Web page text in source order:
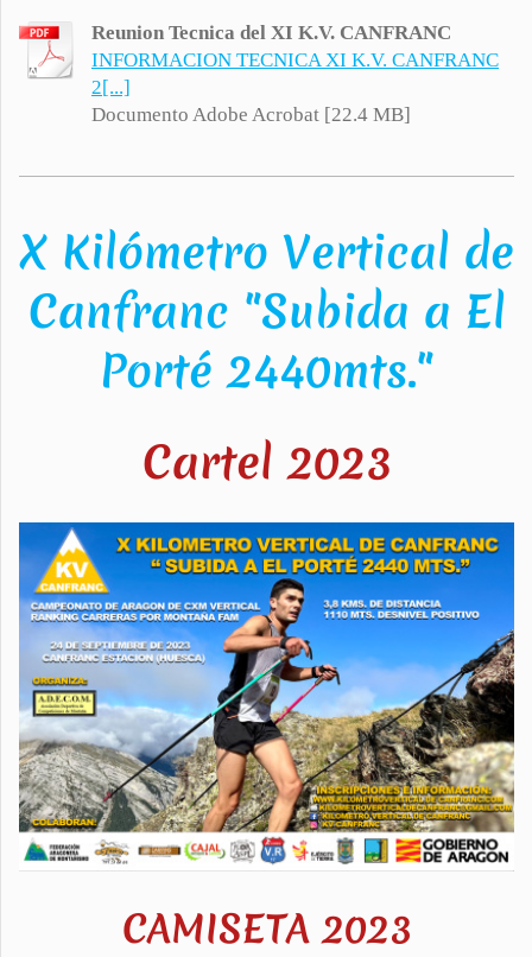
Reunion Tecnica del XI K.V. CANFRANC
INFORMACION TECNICA XI K.V. CANFRANC
2[...]
Documento Adobe Acrobat [22.4 MB]
X Kilómetro Vertical de
Canfranc "Subida a El
Porté 2440mts."
Cartel 2023
CAMISETA 2023